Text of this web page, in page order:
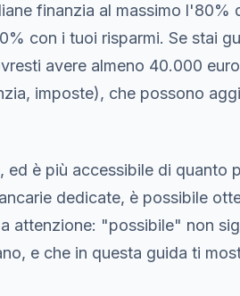
finanzia al massimo
con i tuoi risparmi. Se stai
avere almeno 40.000
imposte), che possono
ed è più accessibile di quanto
dedicate, è possibile
attenzione: "possibile" non
e che in questa guida ti